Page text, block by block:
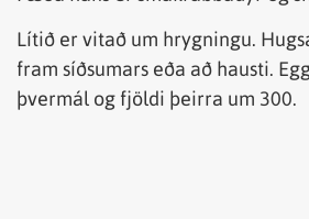
Lítið er vitað um hrygningu.
fram síðsumars eða að hausti.
þvermál og fjöldi þeirra um 300.